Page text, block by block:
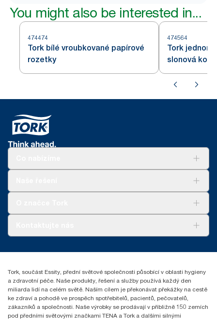
You might also be interested in...
474474
Tork bílé vroubkované papírové
rozetky
474564
Tork
slonová kost
reception.prague@essity.com
Praha 8, Karlin, Sokolovská 100/94
186 00 Česká republika
Tork, součást Essity, přední světové společnosti působící v oblasti hygieny
a zdravotní péče. Naše produkty, řešení a služby používá každý den
miliarda lidí na celém světě. Naším cílem je překonávat překážky na cestě
ke zdraví a pohodě ve prospěch spotřebitelů, pacientů, pečovatelů,
zákazníků a společnosti. Naše výrobky se prodávají v přibližně 150 zemích
pod předními světovými značkami TENA a Tork a dalšími silnými